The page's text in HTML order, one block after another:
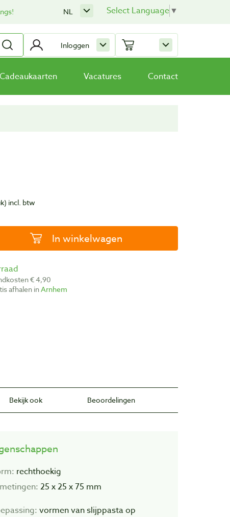
Select Language▼
NL
Inloggen
Cadeaukaarten Vacatures Contact
incl. btw
In winkelwagen
€ 4,90
afhalen inArnhem
Bekijk ook Beoordelingen
rechthoekig
25 x 25 x 75 mm
vormen van slijppasta op